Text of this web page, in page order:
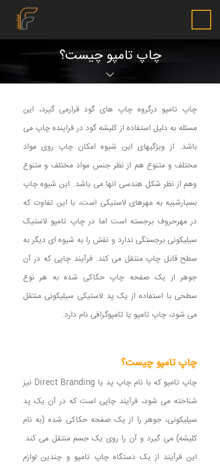
چاپ تامپو چیست؟
چاپ تامپو درگروه چاپ های گود قرارمی گیرد، این
مسئله به دلیل استفاده از کلیشه گود در فراینده چاپ می
باشد. از ویژگیهای این شیوه امکان چاپ روی مواد
مختلف و متنوع هم از نظر جنس مواد مختلف و متنوع
وهم از نظر شکل هندسی انها می باشد. این شیوه چاپ
بسیارشبیه به مهرهای لاستیکی است، با این تفاوت که
در مهرحروف برجسته است اما در چاپ تامپو لاستیک
سیلیکونی برجستگی ندارد و نقش را به شیوه ای دیگر به
سطح قابل چاپ منتقل می کند. فرآیند چاپی که در آن
جوهر از یک صفحه چاپ حکاکی شده به هر نوع
سطحی با استفاده از یک پد لاستیکی سیلیکونی منتقل
می شود، چاپ تامپو یا تامپوگرافی نام دارد.
چاپ تامپو چیست؟
چاپ تامپو که با نام چاپ پد یا Direct Branding نیز
شناخته می شود، فرآیند چاپی است که در آن یک پد
سیلیکونی، جوهر را از یک صفحه حکاکی شده (به نام
کلیشه) می گیرد و آن را روی یک جسم منتقل می کند.
این فرآیند از یک دستگاه چاپ تامپو و چندین لوازم